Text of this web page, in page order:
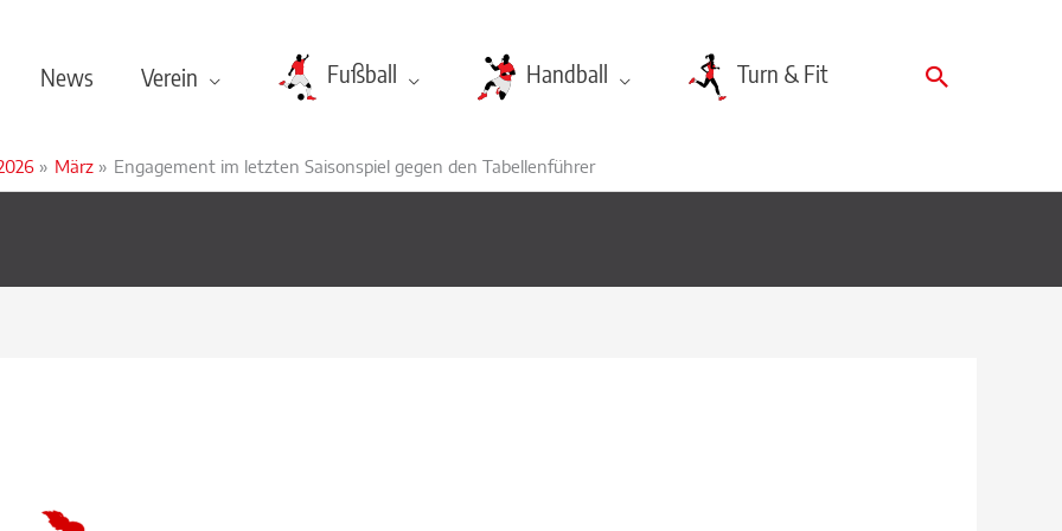
News Verein Fußball Handball Turn & Fit Suchen
März Engagement im letzten Saisonspiel gegen den Tabellenführer